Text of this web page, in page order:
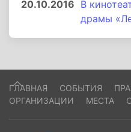
20.10.2016 В
драмы
ГЛАВНАЯ СОБЫТИЯ
ОРГАНИЗАЦИИ
МЕСТА